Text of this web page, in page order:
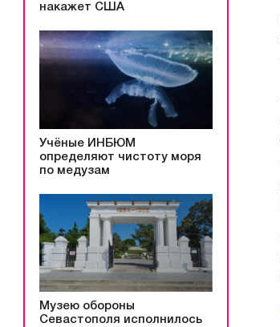
накажет США
Учёные ИНБЮМ
определяют чистоту моря
по медузам
Музею обороны
Севастополя исполнилось